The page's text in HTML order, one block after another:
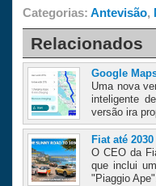
Categorias: Antevisão,
Relacionados
Google
Uma nova
inteligente
versão ira
Fiat até 2030
O CEO da
que inclui
"Piaggio